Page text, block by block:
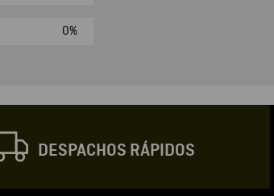
0%
Escribir comentario
DESPACHOS RÁPIDOS